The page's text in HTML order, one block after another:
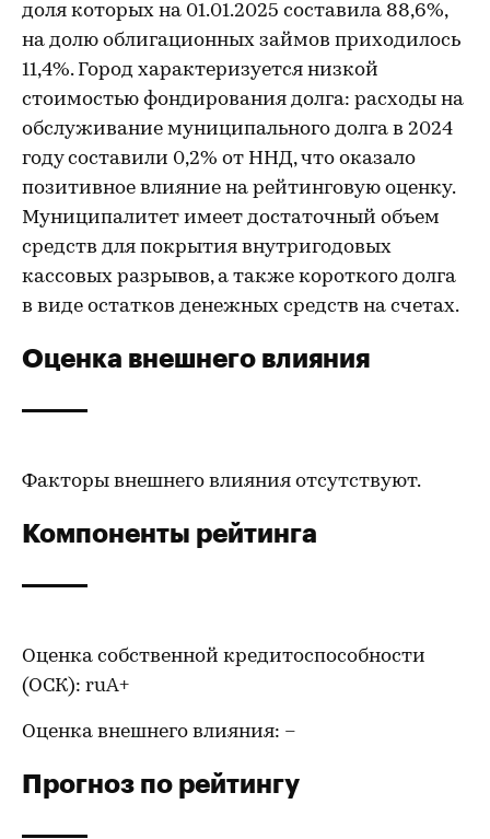
доля которых на 01.01.2025 составила 88,6%,
на долю облигационных займов приходилось
11,4%. Город характеризуется низкой
стоимостью фондирования долга: расходы на
обслуживание муниципального долга в 2024
году составили 0,2% от ННД, что оказало
позитивное влияние на рейтинговую оценку.
Муниципалитет имеет достаточный объем
средств для покрытия внутригодовых
кассовых разрывов, а также короткого долга
в виде остатков денежных средств на счетах.
Оценка внешнего влияния
Факторы внешнего влияния отсутствуют.
Компоненты рейтинга
Оценка собственной кредитоспособности
(ОСК): ruА+
Оценка внешнего влияния: –
Прогноз по рейтингу